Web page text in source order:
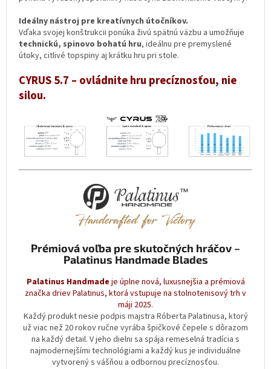
Ideálny nástroj pre kreatívnych útočníkov.
Vďaka svojej konštrukcii ponúka živú spätnú väzbu a umožňuje
technickú, spinovo bohatú hru, ideálnu pre premyslené
útoky, citlivé topspiny aj krátku hru pri stole.
CYRUS 5.7 – ovládnite hru precíznosťou, nie
silou.
Prémiová voľba pre skutočných hráčov –
Palatinus Handmade Blades
Palatinus Handmade je úplne nová, luxusnejšia a prémiová
značka driev Palatinus, ktorá vstupuje na stolnotenisový trh v
máji 2025.
Každý produkt nesie podpis majstra Róberta Palatinusa, ktorý
už viac než 20 rokov ručne vyrába špičkové čepele s dôrazom
na každý detail. V jeho dielni sa spája remeselná tradícia s
najmodernejšími technológiami a každý kus je individuálne
vytvorený s vášňou a odbornou precíznosťou.